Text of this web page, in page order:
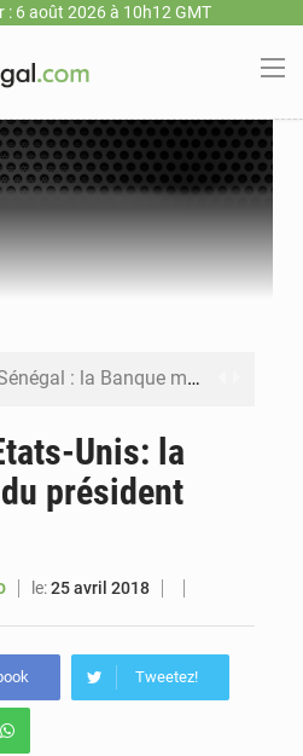
: 6 août 2026 à 10h12 GMT
Sénégal : la Banque mondiale annonce un financement de 340 milliards FCFA pour soutenir les priorités de la Vision Sénégal 2050
Sénégal : les subventions à l’énergie bondissent à 729 milliards FCFA pour contenir les prix des carburants et de l’électricité
Unis: la
président
le:25 avril 2018
Tweetez!